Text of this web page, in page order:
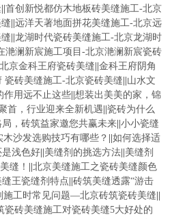
首创新悦都仿木地板砖美缝施工-北京
远洋天著地面拼花美缝施工-北京远
龙湖时代瓷砖美缝施工-北京龙湖时
滟澜新宸施工项目-北京滟澜新宸瓷砖
京金科王府瓷砖美缝 金科王府阴角
瓷砖美缝施工-北京瓷砖美缝 山水文
作用远不止这些|| 想装出美美的家，锦
首，行业迎来全新机遇 瓷砖为什么
，砖筑益家邀您共赢未来|| 小小瓷缝
木沙发选购技巧有哪些？ 如何选择适
浅色好|| 美缝剂的挑选方法|| 美缝剂
缝！
北京美缝施工之瓷砖美缝颜色
王瓷缝剂特点 砖筑美缝透露“游击
施工时常见问题—北京砖筑瓷砖美缝
瓷砖美缝施工对瓷砖美缝5大好处的